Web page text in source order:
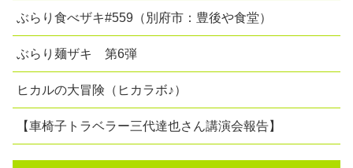
ぶらり食べザキ#559（別府市：豊後や食堂）
ぶらり麺ザキ 第6弾
ヒカルの大冒険（ヒカラボ♪）
【車椅子トラベラー三代達也さん講演会報告】